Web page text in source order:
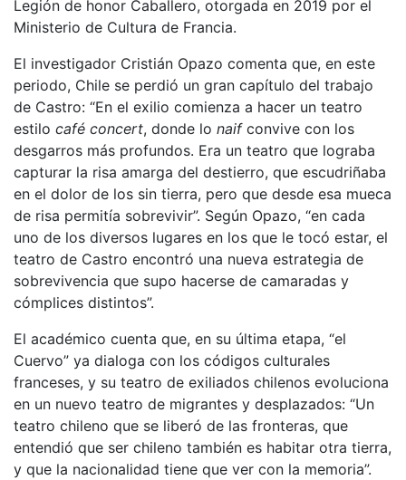
Legión de honor Caballero, otorgada en 2019 por el
Ministerio de Cultura de Francia.
El investigador Cristián Opazo comenta que, en este
periodo, Chile se perdió un gran capítulo del trabajo
de Castro: “En el exilio comienza a hacer un teatro
estilo café concert, donde lo naifconvive con los
desgarros más profundos. Era un teatro que lograba
capturar la risa amarga del destierro, que escudriñaba
en el dolor de los sin tierra, pero que desde esa mueca
de risa permitía sobrevivir”. Según Opazo, “en cada
uno de los diversos lugares en los que le tocó estar, el
teatro de Castro encontró una nueva estrategia de
sobrevivencia que supo hacerse de camaradas y
cómplices distintos”.
El académico cuenta que, en su última etapa, “el
Cuervo” ya dialoga con los códigos culturales
franceses, y su teatro de exiliados chilenos evoluciona
en un nuevo teatro de migrantes y desplazados: “Un
teatro chileno que se liberó de las fronteras, que
entendió que ser chileno también es habitar otra tierra,
y que la nacionalidad tiene que ver con la memoria”.